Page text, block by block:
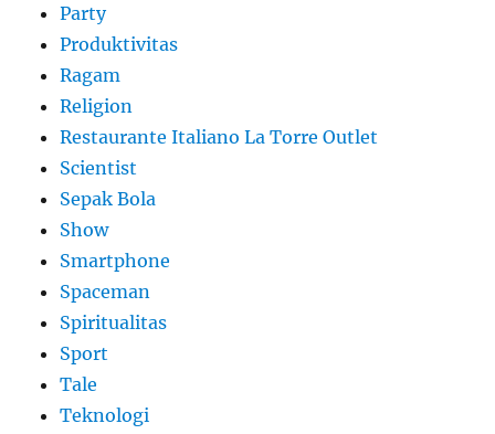
Party
Produktivitas
Ragam
Religion
Restaurante Italiano La Torre Outlet
Scientist
Sepak Bola
Show
Smartphone
Spaceman
Spiritualitas
Sport
Tale
Teknologi